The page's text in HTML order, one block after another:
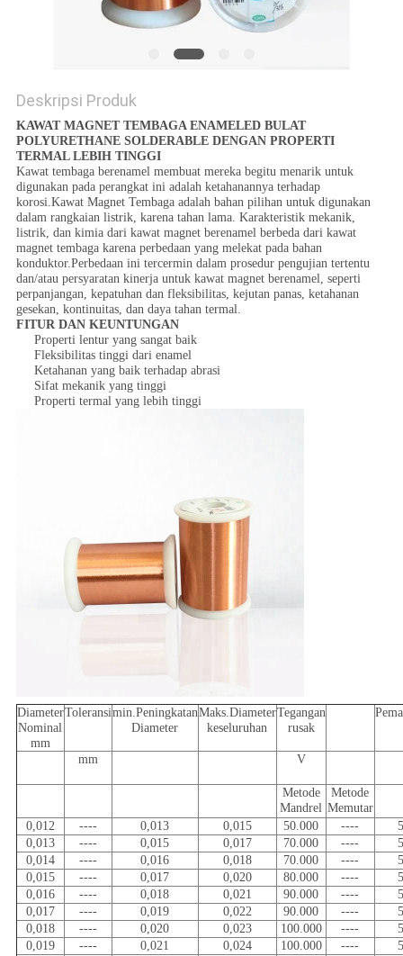
Deskripsi Produk
KAWAT MAGNET TEMBAGA ENAMELED BULAT
POLYURETHANE SOLDERABLE DENGAN PROPERTI
TERMAL LEBIH TINGGI
Kawat tembaga berenamel membuat mereka begitu menarik untuk
digunakan pada perangkat ini adalah ketahanannya terhadap
korosi.Kawat Magnet Tembaga adalah bahan pilihan untuk digunakan
dalam rangkaian listrik, karena tahan lama. Karakteristik mekanik,
listrik, dan kimia dari kawat magnet berenamel berbeda dari kawat
magnet tembaga karena perbedaan yang melekat pada bahan
konduktor.Perbedaan ini tercermin dalam prosedur pengujian tertentu
dan/atau persyaratan kinerja untuk kawat magnet berenamel, seperti
perpanjangan, kepatuhan dan fleksibilitas, kejutan panas, ketahanan
gesekan, kontinuitas, dan daya tahan termal.
FITUR DAN KEUNTUNGAN
Properti lentur yang sangat baik
Fleksibilitas tinggi dari enamel
Ketahanan yang baik terhadap abrasi
Sifat mekanik yang tinggi
Properti termal yang lebih tinggi
Diameter
Nominal
mm
Toleransimin.Peningkatan
Diameter
Maks.Diameter
keseluruhan
Tegangan
rusak
mm V
Metode
Mandrel
Metode
Memutar
0,012
---- 0,013 0,015 50.000 ----
0,013
---- 0,015 0,017 70.000 ----
0,014
---- 0,016 0,018 70.000 ----
0,015
---- 0,017 0,020 80.000 ----
0,016
---- 0,018 0,021 90.000 ----
0,017
---- 0,019 0,022 90.000 ----
0,018
---- 0,020 0,023 100.000 ----
0,019
---- 0,021 0,024 100.000 ----